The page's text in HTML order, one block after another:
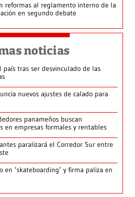
reformas al reglamento interno de la
en segundo debate
noticias
país tras ser desvinculado de las
nuevos ajustes de calado para
panameños buscan
en empresas formales y rentables
paralizará el Corredor Sur entre
en ‘skateboarding’ y firma paliza en